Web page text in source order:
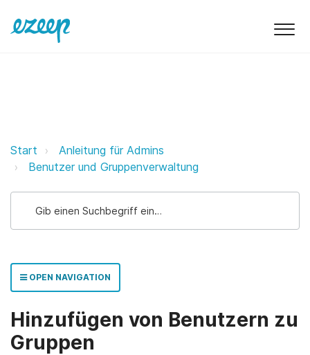
Hinzufügen von Benutzern zu
Start
Anleitung für Admins
Benutzer und Gruppenverwaltung
OPEN NAVIGATION
Hinzufügen von Benutzern zu
Gruppen